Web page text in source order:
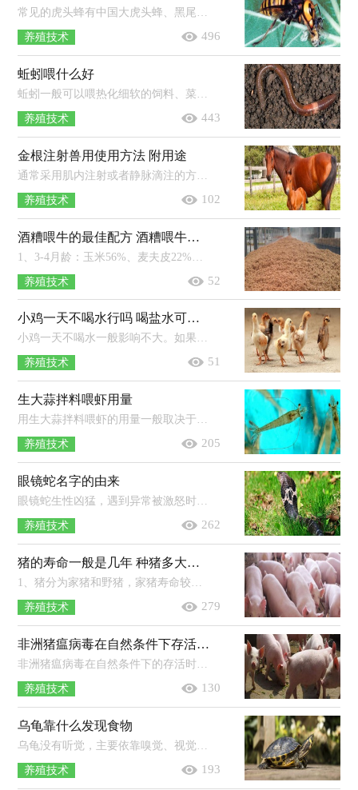
养殖技术 496
蚯蚓喂什么好
养殖技术 443
金根注射兽用使用方法 附用途
养殖技术 102
酒糟喂牛的最佳配方 酒糟喂牛有什么作用
养殖技术 52
小鸡一天不喝水行吗 喝盐水可以防啄毛吗
小鸡一天不喝水一般影响不大。如果出现一天不喝水且伴随着精神不佳、没有食欲等现象，应该采取相应措施进行治疗。雏鸡出壳后先饮水...
养殖技术 51
生大蒜拌料喂虾用量
用生大蒜拌料喂虾的用量一般取决于饵料的量，以10斤饵料为例，一般可以拌1两大蒜。用生大蒜拌料喂虾的注意事项：放养对虾25天之后可每...
养殖技术 205
眼镜蛇名字的由来
眼镜蛇生性凶猛，遇到异常被激怒时，会昂起身体前部，膨大颈部，由于颈部扩张，背部会呈现出明显的黑白斑，就像是眼镜状的花纹，因此被称为眼镜...
养殖技术 262
猪的寿命一般是几年 种猪多大可以配种
1、猪分为家猪和野猪，家猪寿命较短，一般3-5年左右，野猪寿命较长，一般20年左右。2、种公猪：本地品种6-8个月体重60kg以上可参加初次配种...
养殖技术 279
非洲猪瘟病毒在自然条件下存活多长时间
非洲猪瘟病毒在自然条件下的存活时间取决于存在环境，不同的环境存活的时间也不同，一般在冷冻肉中能存活110天左右，粪便中能存活11天...
养殖技术 130
乌龟靠什么发现食物
乌龟没有听觉，主要依靠嗅觉、视觉以及触觉来发现食物。乌龟常栖于江河、湖沼或池塘中，吃蠕虫、螺类、虾及小鱼等动物，也吃植物茎叶及...
养殖技术 193